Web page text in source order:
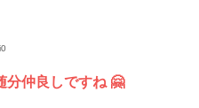
分仲良しですね 🤗